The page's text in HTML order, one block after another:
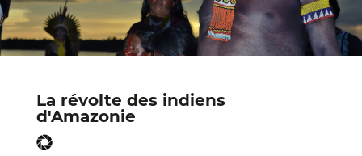
La révolte des indiens
d'Amazonie